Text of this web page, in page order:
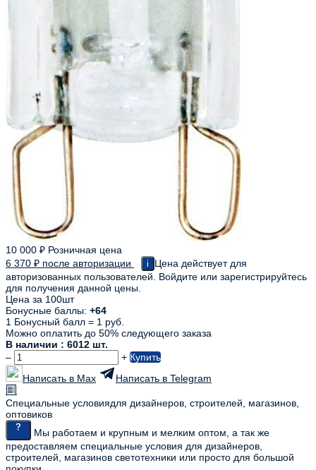
10 000 ₽ Розничная цена
6 370 ₽ после авторизации i
Цена действует для
авторизованных пользователей. Войдите или зарегистрируйтесь
для получения данной цены.
Цена за 100шт
Бонусные баллы: +64
1 Бонусный балл = 1 руб.
Можно оплатить до 50% следующего заказа
В наличии : 6012 шт.
–
+ Купить
Написать в Max
Написать в Telegram
Специальные условиядля дизайнеров, строителей, магазинов,
оптовиков
Мы работаем и крупным и мелким оптом, а так же
предоставляем специальные условия для дизайнеров,
строителей, магазинов светотехники или просто для большой